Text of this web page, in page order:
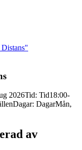
2026Tid: Tid18:00-
Dagar: DagarMån,
av